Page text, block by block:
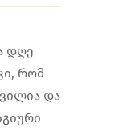
დღე
რომ
და